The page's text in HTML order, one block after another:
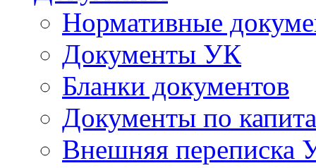
Нормативные
Документы УК
Бланки документов
Документы по
Внешняя переписка